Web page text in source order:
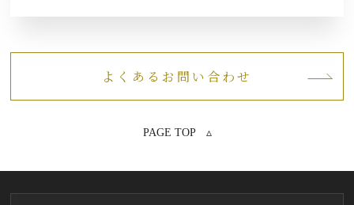
よくあるお問い合わせ
PAGE TOP ▵